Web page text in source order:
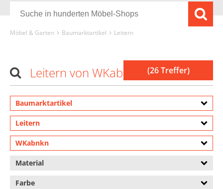
Möbel & Garten Baumarktartikel Leitern
(26 Treffer)
Leitern von WKabnkn
Baumarktartikel
Leitern
WKabnkn
Material
Farbe